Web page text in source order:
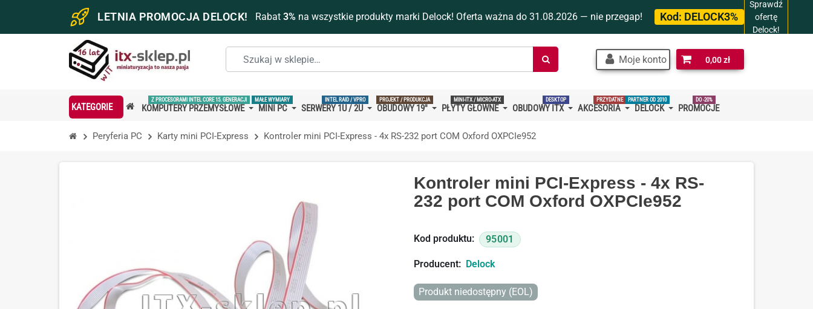
LETNIA PROMOCJA DELOCK! Rabat 3%na wszystkie produkty marki Delock! Oferta ważna do 31.08.2026 — nie przegap! Kod: DELOCK3%
Sprawdź
ofertę
Delock!
Szukaj
w
Moje konto 0,00 zł
KATEGORIE KOMPUTERY PRZEMYSŁOWE
Z PROCESORAMI INTEL CORE 15. GENERACJI
MINI PC
MAŁE WYMIARY
SERWERY 1U / 2U
INTEL RAID / VPRO
OBUDOWY 19''
PROJEKT / PRODUKCJA
PŁYTY GŁÓWNE
MINI-ITX / MICRO-ATX
OBUDOWY ITX
DESKTOP
AKCESORIA
PRZYDATNE
DELOCK
PARTNER OD 2010
PROMOCJE
DO -20%
Peryferia PC Karty mini PCI-Express Kontroler mini PCI-Express - 4x RS-232 port COM Oxford OXPCIe952
Kontroler mini PCI-Express - 4x RS-
232 port COM Oxford OXPCIe952
Kod produktu: 95001
Producent: Delock
Produkt niedostępny (EOL)